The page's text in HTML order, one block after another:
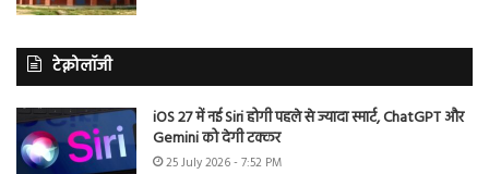
टेक्नोलॉजी
iOS 27 में नई Siri होगी पहले से ज्यादा स्मार्ट, ChatGPT और
Gemini को देगी टक्कर
25 July 2026 - 7:52 PM